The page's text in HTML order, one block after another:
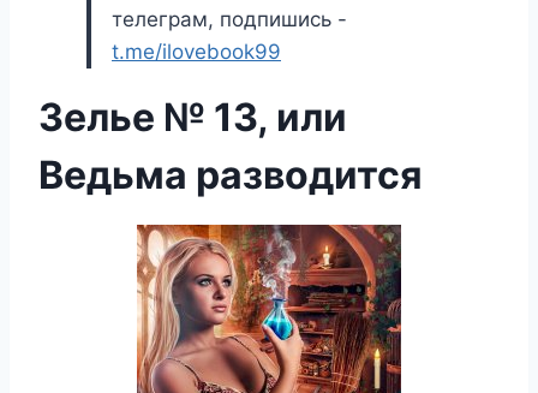
телеграм, подпишись -
t.me/ilovebook99
Зелье № 13, или
Ведьма разводится